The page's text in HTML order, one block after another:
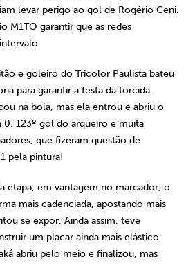
levar perigo ao gol de Rogério Ceni.
M1TO garantir que as redes
e goleiro do Tricolor Paulista bateu
para garantir a festa da torcida.
na bola, mas ela entrou e abriu o
0, 123º gol do arqueiro e muita
que fizeram questão de
pela pintura!
etapa, em vantagem no marcador, o
mais cadenciada, apostando mais
se expor. Ainda assim, teve
um placar ainda mais elástico.
abriu pelo meio e finalizou, mas